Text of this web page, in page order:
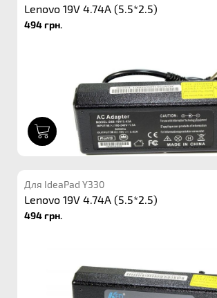
Lenovo 19V 4.74A (5.5*2.5)
494 грн.
Для IdeaPad Y330
Lenovo 19V 4.74A (5.5*2.5)
494 грн.